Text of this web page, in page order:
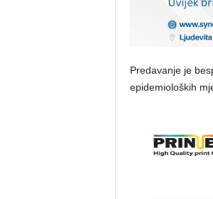
Predavanje je
epidemioloških